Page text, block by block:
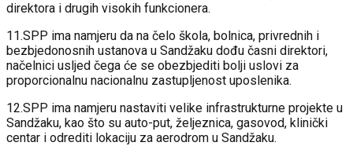
direktora i drugih visokih funkcionera.
11.SPP ima namjeru da na čelo škola, bolnica, privrednih i
bezbjedonosnih ustanova u Sandžaku dođu časni direktori,
načelnici usljed čega će se obezbjediti bolji uslovi za
proporcionalnu nacionalnu zastupljenost uposlenika.
12.SPP ima namjeru nastaviti velike infrastrukturne projekte u
Sandžaku, kao što su auto-put, željeznica, gasovod, klinički
centar i odrediti lokaciju za aerodrom u Sandžaku.